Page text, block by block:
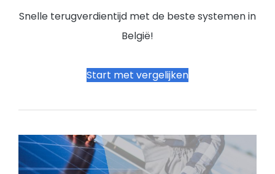
Snelle terugverdientijd met de beste systemen in
België!
Start met vergelijken